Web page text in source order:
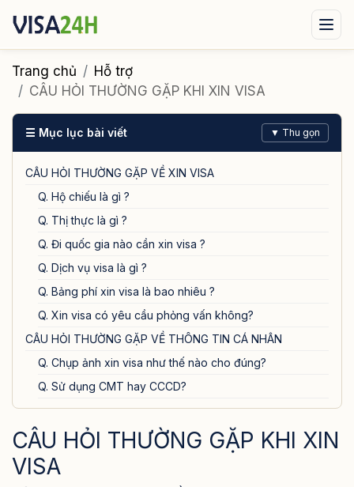
Visa xuất cảnh
Tư vấn ngay qua Zalo
Trang chủ
Hỗ trợ
CÂU HỎI THƯỜNG GẶP KHI XIN VISA
☰ Mục lục bài viết ▼ Thu gọn
CÂU HỎI THƯỜNG GẶP VỀ XIN VISA
Q. Hộ chiếu là gì ?
Q. Thị thực là gì ?
Q. Đi quốc gia nào cần xin visa ?
Q. Dịch vụ visa là gì ?
Q. Bảng phí xin visa là bao nhiêu ?
Q. Xin visa có yêu cầu phỏng vấn không?
CÂU HỎI THƯỜNG GẶP VỀ THÔNG TIN CÁ NHÂN
Q. Chụp ảnh xin visa như thế nào cho đúng?
Q. Sử dụng CMT hay CCCD?
Q. Sổ hộ khẩu hay Giấy xác nhận cư trú?
Q. Đăng ký kết hôn và quyết định ly hôn?
CÂU HỎI THƯỜNG GẶP VỀ THÔNG TIN TÀI CHÍNH
CÂU HỎI THƯỜNG GẶP KHI XIN
VISA